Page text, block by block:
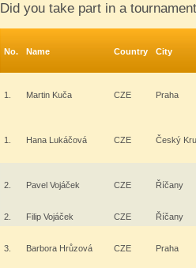
Did you take part in a
No. Name Country City
1. Martin Kuča CZE Praha
1. Hana Lukáčová CZE Český
2. Pavel Vojáček CZE Říčany
2. Filip Vojáček CZE Říčany
3. Barbora Hrůzová CZE Praha